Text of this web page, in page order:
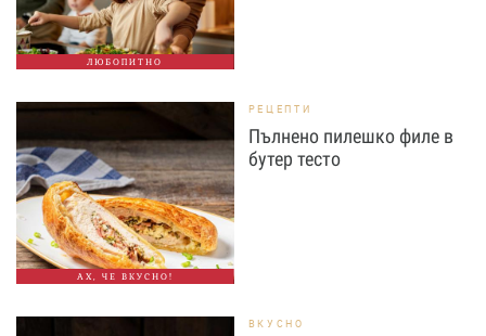
ЛЮБОПИТНО
АХ, ЧЕ ВКУСНО!
РЕЦЕПТИ
Пълнено пилешко филе в
бутер тесто
ВКУСНО